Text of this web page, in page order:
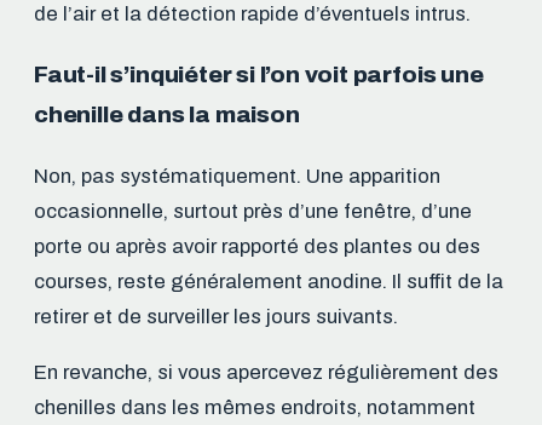
de l’air et la détection rapide d’éventuels intrus.
Faut-il s’inquiéter si l’on voit parfois une
chenille dans la maison
Non, pas systématiquement. Une apparition
occasionnelle, surtout près d’une fenêtre, d’une
porte ou après avoir rapporté des plantes ou des
courses, reste généralement anodine. Il suffit de la
retirer et de surveiller les jours suivants.
En revanche, si vous apercevez régulièrement des
chenilles dans les mêmes endroits, notamment